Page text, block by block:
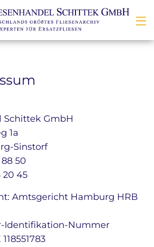
Schittek GmbH
1a
Sinstorf
50
20 45
Amtsgericht Hamburg HRB
Identifikation-Nummer